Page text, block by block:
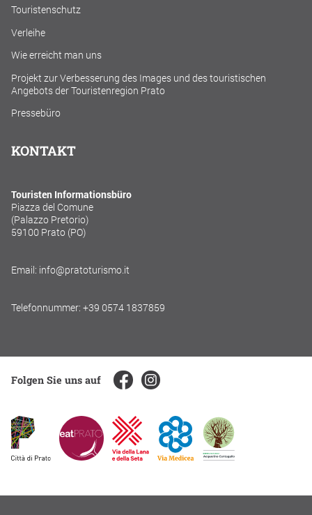
Touristenschutz
Verleihe
Wie erreicht man uns
Projekt zur Verbesserung des Images und des touristischen
Angebots der Touristenregion Prato
Pressebüro
KONTAKT
Touristen Informationsbüro
Piazza del Comune
(Palazzo Pretorio)
59100 Prato (PO)
Email: info@pratoturismo.it
Telefonnummer: +39 0574 1837859
Folgen Sie uns auf